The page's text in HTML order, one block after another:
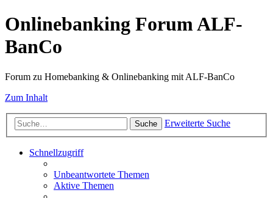
Onlinebanking Forum ALF-
BanCo
Forum zu Homebanking & Onlinebanking mit ALF-BanCo
Zum Inhalt
Suche Erweiterte Suche
Schnellzugriff
Unbeantwortete Themen
Aktive Themen